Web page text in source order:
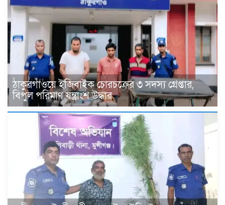
ঠাকুরগাঁওয়ে ইজিবাইক চোরচক্রের ৩ সদস্য গ্রেপ্তার,
বিপুল পরিমাণ যন্ত্রাংশ উদ্ধার ‎